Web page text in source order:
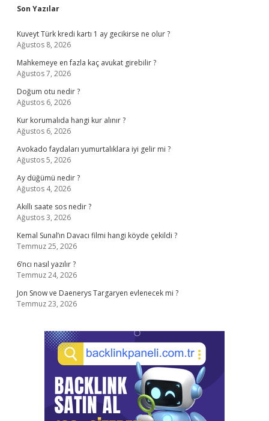
Sidebar
Son Yazılar
Kuveyt Türk kredi kartı 1 ay gecikirse ne olur ?
Ağustos 8, 2026
Mahkemeye en fazla kaç avukat girebilir ?
Ağustos 7, 2026
Doğum otu nedir ?
Ağustos 6, 2026
Kur korumalıda hangi kur alınır ?
Ağustos 6, 2026
Avokado faydaları yumurtalıklara iyi gelir mi ?
Ağustos 5, 2026
Ay düğümü nedir ?
Ağustos 4, 2026
Akıllı saate sos nedir ?
Ağustos 3, 2026
Kemal Sunal’ın Davacı filmi hangi köyde çekildi ?
Temmuz 25, 2026
6’ncı nasıl yazılır ?
Temmuz 24, 2026
Jon Snow ve Daenerys Targaryen evlenecek mi ?
Temmuz 23, 2026